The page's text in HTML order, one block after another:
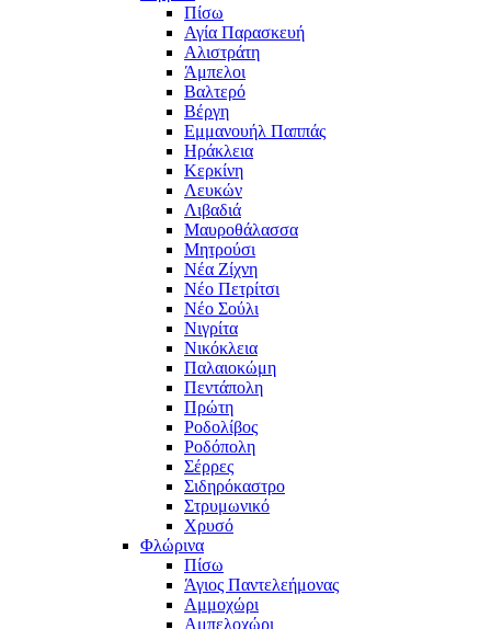
Πίσω
Αγία Παρασκευή
Αλιστράτη
Άμπελοι
Βαλτερό
Βέργη
Εμμανουήλ Παππάς
Ηράκλεια
Κερκίνη
Λευκών
Λιβαδιά
Μαυροθάλασσα
Μητρούσι
Νέα Ζίχνη
Νέο Πετρίτσι
Νέο Σούλι
Νιγρίτα
Νικόκλεια
Παλαιοκώμη
Πεντάπολη
Πρώτη
Ροδολίβος
Ροδόπολη
Σέρρες
Σιδηρόκαστρο
Στρυμωνικό
Χρυσό
Φλώρινα
Πίσω
Άγιος Παντελεήμονας
Αμμοχώρι
Αμπελοχώρι